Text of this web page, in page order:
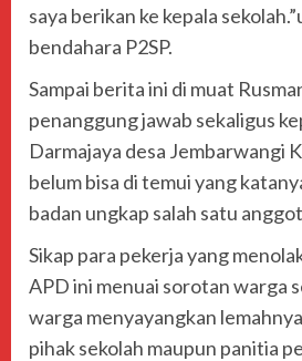
saya berikan ke kepala
bendahara P2SP.
Sampai berita ini di muat
penanggung jawab sekaligus
Darmajaya desa Jembarwangi
belum bisa di temui yang
badan ungkap salah satu
Sikap para pekerja yang
APD ini menuai sorotan warga
warga menyayangkan
pihak sekolah maupun panitia